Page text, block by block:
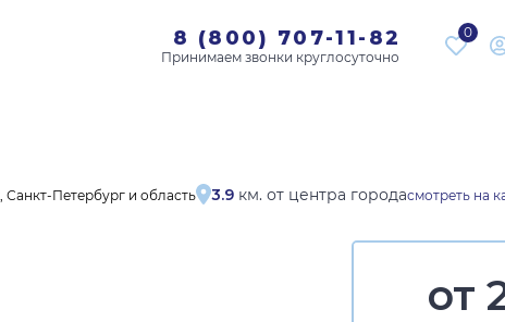
8 (800) 707-11-82 0
Петербург и область 3.9 км. от центра городасмотреть на
от